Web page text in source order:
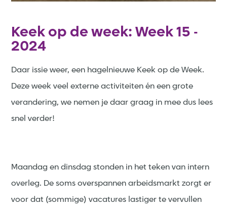
Keek op de week: Week 15 -
2024
Daar issie weer, een hagelnieuwe Keek op de Week.
Deze week veel externe activiteiten én een grote
verandering, we nemen je daar graag in mee dus lees
snel verder!
Maandag en dinsdag stonden in het teken van intern
overleg. De soms overspannen arbeidsmarkt zorgt er
voor dat (sommige) vacatures lastiger te vervullen